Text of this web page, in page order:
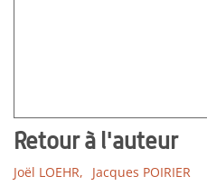
Retour à l'auteur
Joël LOEHR, Jacques POIRIER